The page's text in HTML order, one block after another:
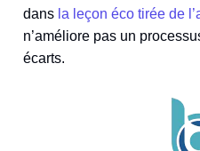
dans la leçon éco tirée de
n’améliore pas un
écarts.